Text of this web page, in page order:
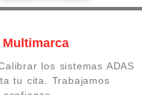
los sistemas ADAS
tu cita. Trabajamos